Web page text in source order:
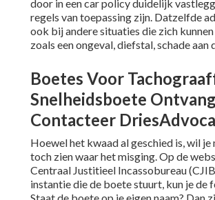
door in een car policy duidelijk
regels van toepassing zijn. Datzelfde
ook bij andere situaties die zich
zoals een ongeval, diefstal, schade aan
Boetes Voor
Snelheidsboete
Contacteer
Hoewel het kwaad al geschied is, wil je
toch zien waar het misging.Op de
Centraal Justitieel Incassobureau
instantie die de boete stuurt, kun je de